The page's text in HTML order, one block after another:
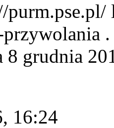
8 grudnia
16:24